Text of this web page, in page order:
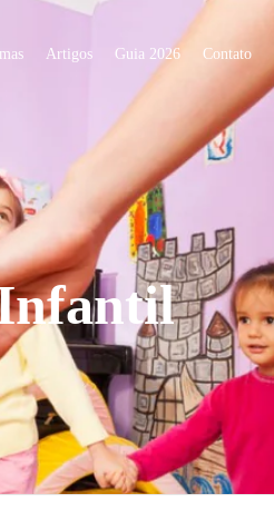
Artigos Guia 2026 Contato